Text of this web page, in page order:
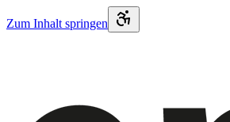
Zum Inhalt springen